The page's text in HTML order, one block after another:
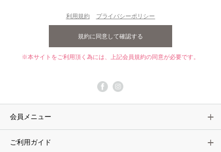
利用規約 プライバシーポリシー
※本サイトをご利用頂く為には、上記会員規約の同意が必要です。
会員メニュー
ご利用ガイド